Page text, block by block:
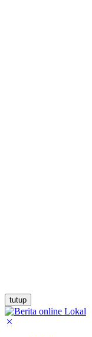
tutup